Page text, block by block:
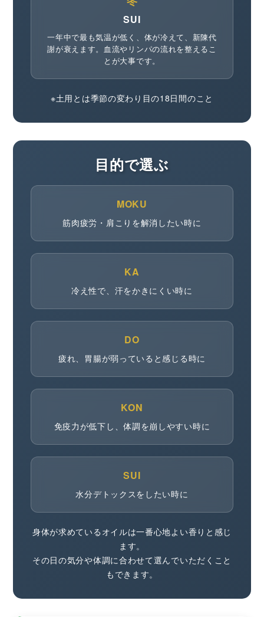
SUI
一年中で最も気温が低く、体が冷えて、新陳代
謝が衰えます。血流やリンパの流れを整えるこ
とが大事です。
※土用とは季節の変わり目の18日間のこと
目的で選ぶ
MOKU
筋肉疲労・肩こりを解消したい時に
KA
冷え性で、汗をかきにくい時に
DO
疲れ、胃腸が弱っていると感じる時に
KON
免疫力が低下し、体調を崩しやすい時に
SUI
水分デトックスをしたい時に
身体が求めているオイルは一番心地よい香りと感じ
ます。
その日の気分や体調に合わせて選んでいただくこと
もできます。